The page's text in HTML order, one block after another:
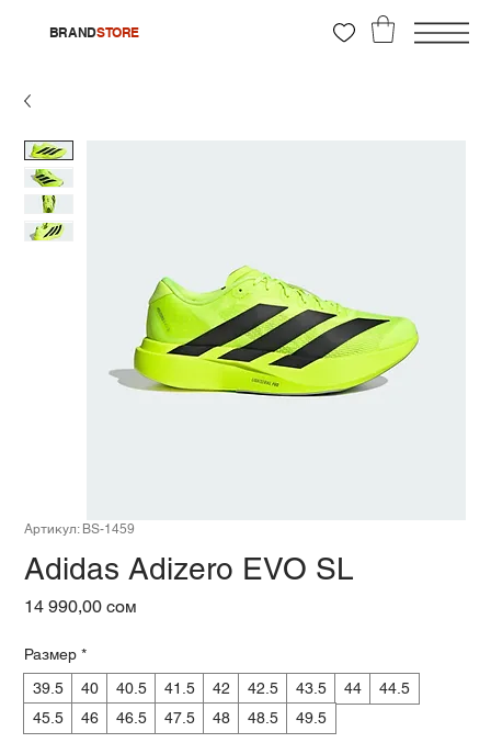
BRANDSTORE
Артикул: BS-1459
Adidas Adizero EVO SL
14 990,00 сом
Размер *
39.5
40 40.5 41.5 42 42.5 43.5 44
44.5
45.5
46 46.5 47.5 48 48.5 49.5